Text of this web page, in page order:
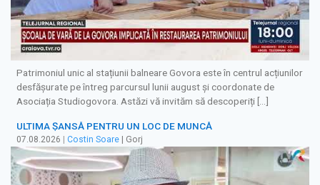
Patrimoniul unic al stațiunii balneare Govora este în centrul acțiunilor
desfășurate pe întreg parcursul lunii august și coordonate de
Asociația Studiogovora. Astăzi vă invităm să descoperiți […]
ULTIMA ȘANSĂ PENTRU UN LOC DE MUNCĂ
07.08.2026 | Costin Soare | Gorj